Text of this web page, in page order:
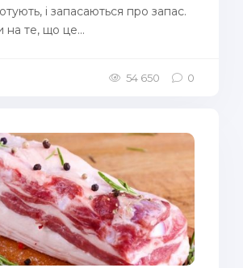
і запасаються про запас.
на те, що це...
54 650 0